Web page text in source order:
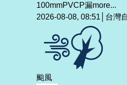
100mmPVCP漏more...
2026-08-08, 08:51│台灣
颱風